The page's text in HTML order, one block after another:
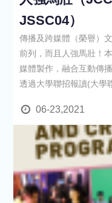
JSSC04）
傳播及跨媒體（榮譽）
前列，而且人強馬壯！
媒體製作，融合互動傳
透過大學聯招報讀(大學
06-23,2021